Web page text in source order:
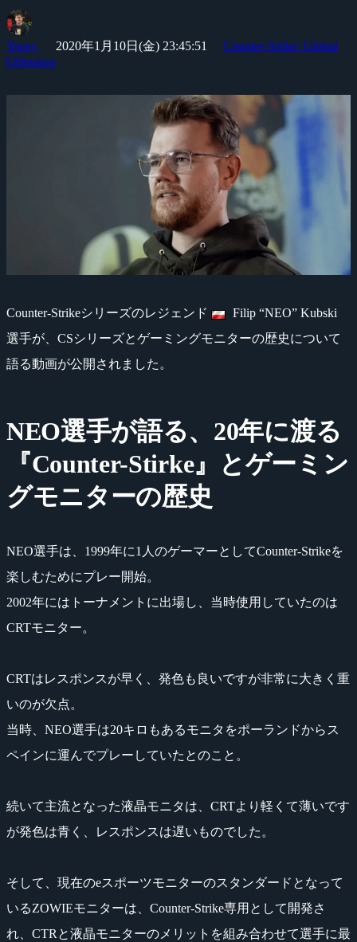
Yossy 2020年1月10日(金) 23:45:51
Counter-Strike: Global
Offensive
Counter-Strikeシリーズのレジェンド
Filip “NEO” Kubski
選手が、CSシリーズとゲーミングモニターの歴史について
語る動画が公開されました。
NEO選手が語る、20年に渡る
『Counter-Stirke』とゲーミン
グモニターの歴史
NEO選手は、1999年に1人のゲーマーとしてCounter-Strikeを
楽しむためにプレー開始。
2002年にはトーナメントに出場し、当時使用していたのは
CRTモニター。
CRTはレスポンスが早く、発色も良いですが非常に大きく重
いのが欠点。
当時、NEO選手は20キロもあるモニタをポーランドからス
ペインに運んでプレーしていたとのこと。
続いて主流となった液晶モニタは、CRTより軽くて薄いです
が発色は青く、レスポンスは遅いものでした。
そして、現在のeスポーツモニターのスタンダードとなって
いるZOWIEモニターは、Counter-Strike専用として開発さ
れ、CTRと液晶モニターのメリットを組み合わせて選手に最